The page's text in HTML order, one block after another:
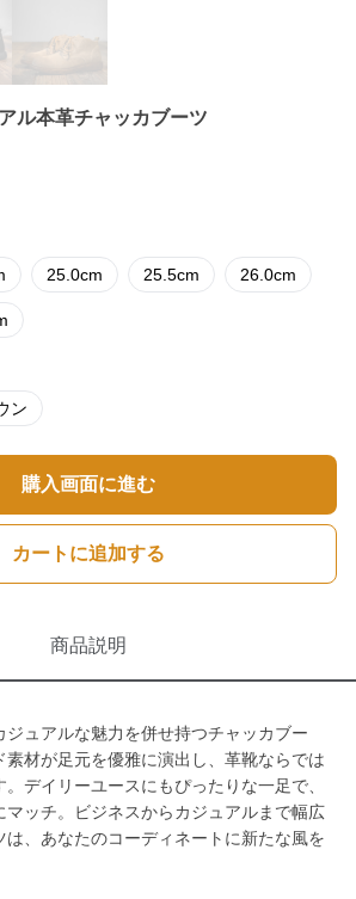
ル本革チャッカブーツ
25.0cm 25.5cm 26.0cm
ン
購入画面に進む
カートに追加する
商品説明
ュアルな魅力を併せ持つチャッカブー
素材が足元を優雅に演出し、革靴ならでは
デイリーユースにもぴったりな一足で、
マッチ。ビジネスからカジュアルまで幅広
は、あなたのコーディネートに新たな風を